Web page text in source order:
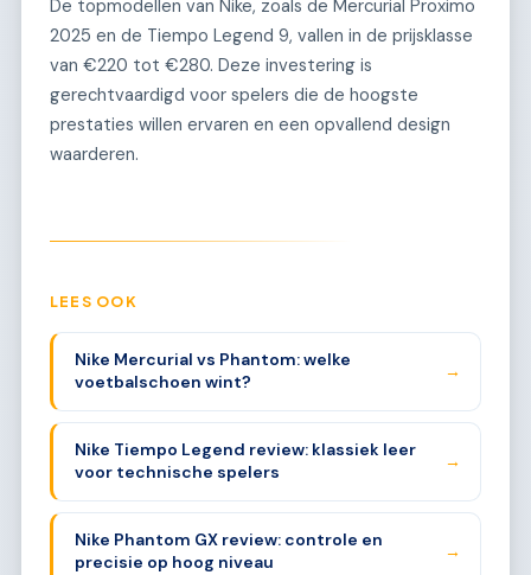
De topmodellen van Nike, zoals de Mercurial Proximo
2025 en de Tiempo Legend 9, vallen in de prijsklasse
van €220 tot €280. Deze investering is
gerechtvaardigd voor spelers die de hoogste
prestaties willen ervaren en een opvallend design
waarderen.
LEES OOK
Nike Mercurial vs Phantom: welke
voetbalschoen wint?
→
Nike Tiempo Legend review: klassiek leer
voor technische spelers
→
Nike Phantom GX review: controle en
precisie op hoog niveau
→